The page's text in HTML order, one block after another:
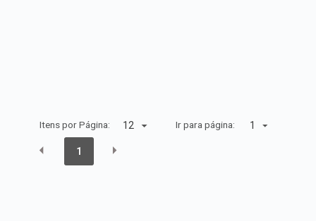
Itens por Página: Ir para página: 1
1